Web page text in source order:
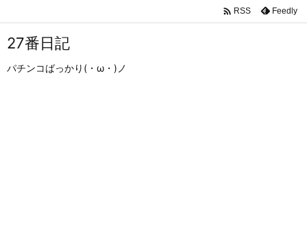
 RSS Feedly
27番日記
パチンコばっかり(・ω・)ノ